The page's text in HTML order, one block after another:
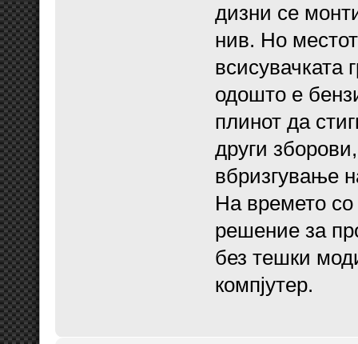
дизни се
нив. Но
всисувачката
одошто е
плинот да
други
вбризгување
На времето
решение за
без тешки
компјутер.